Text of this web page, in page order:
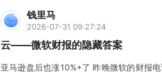
钱里马
2026-07-31 09:27:24
云——微软财报的隐藏答案
亚马逊盘后也涨10%+了 昨晚微软的财报